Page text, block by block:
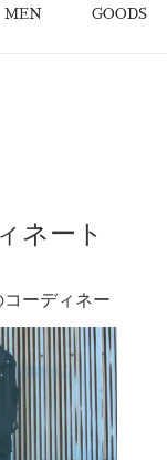
MEN GOODS
ネート
ーディネー